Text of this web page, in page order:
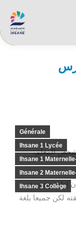
Générale
Ihsane 1 Lycée
Ihsane 1
Ihsane 2
Ihsane 3 Collège
المعلم،
إدارة وجمعية
لكن جميعا بلغة